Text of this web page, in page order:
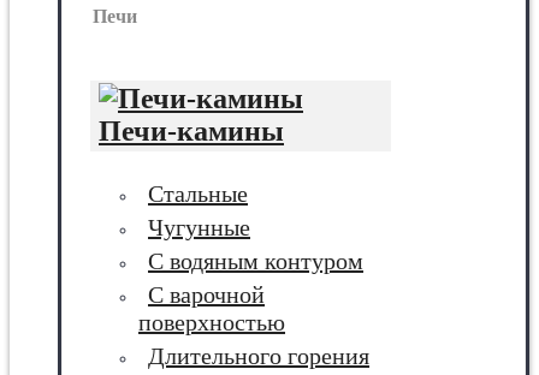
Печи
Печи-камины
Стальные
Чугунные
С водяным контуром
С варочной
поверхностью
Длительного горения